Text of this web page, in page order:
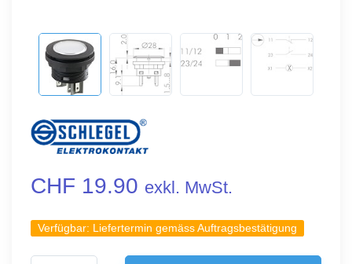
CHF 19.90 exkl. MwSt.
Verfügbar: Liefertermin gemäss Auftragsbestätigung